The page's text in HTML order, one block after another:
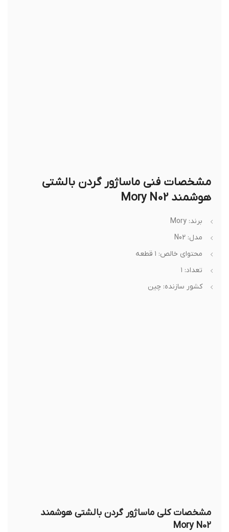
مشخصات فنی ماساژور گردن بالشتی
هوشمند Mory N02
برند: Mory
مدل: N02
محتوای خالص: ۱ قطعه
تعداد: ۱
کشور سازنده: چین
مشخصات کلی ماساژور گردن بالشتی هوشمند
Mory N02